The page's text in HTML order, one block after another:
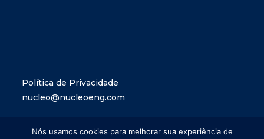
Política de Privacidade
nucleo@nucleoeng.com
Nós usamos cookies para melhorar sua experiência de